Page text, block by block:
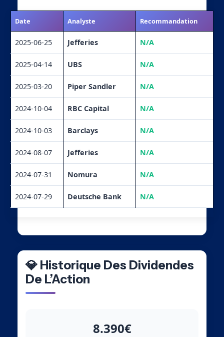
Date Analyste Recommandation
2025-06-25 Jefferies N/A
2025-04-14 UBS N/A
2025-03-20 Piper Sandler N/A
2024-10-04 RBC Capital N/A
2024-10-03 Barclays N/A
2024-08-07 Jefferies N/A
2024-07-31 Nomura N/A
2024-07-29 Deutsche Bank N/A
💎 Historique Des Dividendes
De L’Action
8.390€